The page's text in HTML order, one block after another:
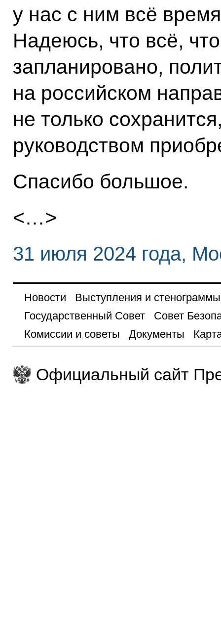
у нас с ним всё
Надеюсь, что всё,
запланировано,
на российском
не только
руководством
Спасибо большое.
<…>
31 июля 2024 года,
Новости
Выступления и стенограммы
Государственный Совет
Совет
Комиссии и советы
Документы
Официальный сайт